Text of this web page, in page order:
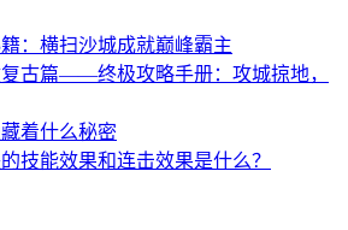
：横扫沙城成就巅峰霸主
古篇——终极攻略手册：攻城掠地，
着什么秘密
技能效果和连击效果是什么？